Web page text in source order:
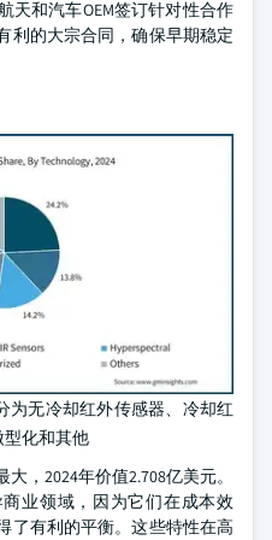
天和汽车OEM签订针对性合作
利的大宗合同，确保早期稳定
为无冷却红外传感器、冷却红
化和其他
，2024年价值2.708亿美元。
业领域，因为它们在成本效
了有利的平衡。这些特性在高